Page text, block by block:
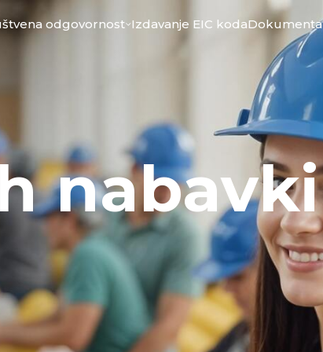
odgovornost Izdavanje EIC kodaDokumenta
nabavki